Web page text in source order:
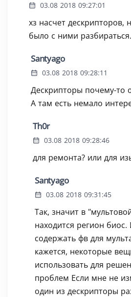
03.08 2018 09:27:01
хз насчет дескрипторов,
было с ними
Santyago
03.08 2018 09:28:11
Дескрипторы почему-то
А там есть немало
Th0r
03.08 2018 09:28:46
для ремонта? или для
Santyago
03.08 2018 09:31:45
Так, значит в
находится регион
содержать фв для
кажется, некоторые
использовать для
проблем Если мне не
один из дескрипторы